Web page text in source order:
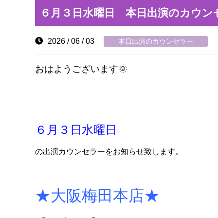
６月３日水曜日 本日出演のカウン
2026 / 06 / 03 本日出演のカウンセラー
おはようございます🌞
６月３日水曜日
の出演カウンセラーをお知らせ致します。
★大阪梅田本店★